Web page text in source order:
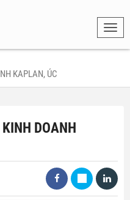
KAPLAN, ÚC
KINH DOANH